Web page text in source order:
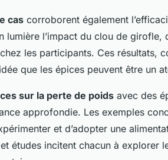
cas corroborent également
lumière l’impact du clou de girofle,
les participants. Ces résultats,
que les épices peuvent être un
sur la perte de poids avec des
approfondie. Les exemples
et d’adopter une
études incitent chacun à explorer